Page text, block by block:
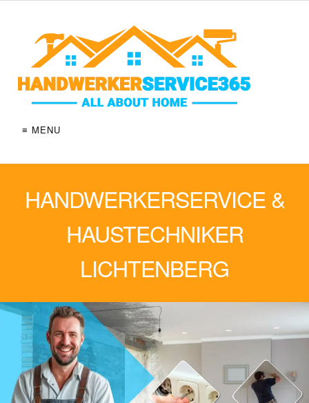
≡ MENU
HANDWERKERSERVICE &
HAUSTECHNIKER
LICHTENBERG